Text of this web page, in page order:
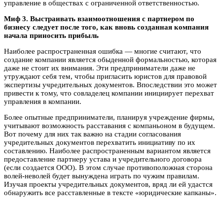
управление в обществах с ограниченной ответственностью.
Миф 3. Выстраивать взаимоотношения с партнером по
бизнесу следует после того, как вновь созданная компания
начала приносить прибыль
Наиболее распространенная ошибка — многие считают, что
создание компании является обыденной формальностью, которая
даже не стоит их внимания. Эти предприниматели даже не
утруждают себя тем, чтобы пригласить юристов для правовой
экспертизы учредительных документов. Впоследствии это может
привести к тому, что совладелец компании инициирует перехват
управления в компании.
Более опытные предприниматели, планируя учреждение фирмы,
учитывают возможность расставания с компаньоном в будущем.
Вот почему для них так важно на стадии согласования
учредительных документов перехватить инициативу по их
составлению. Наиболее распространенным вариантом является
предоставление партнеру устава и учредительного договора
(если создается ООО). В этом случае противоположная сторона
волей-неволей будет вынуждена играть по чужим правилам.
Изучая проекты учредительных документов, вряд ли ей удастся
обнаружить все расставленные в тексте «юридические капканы».